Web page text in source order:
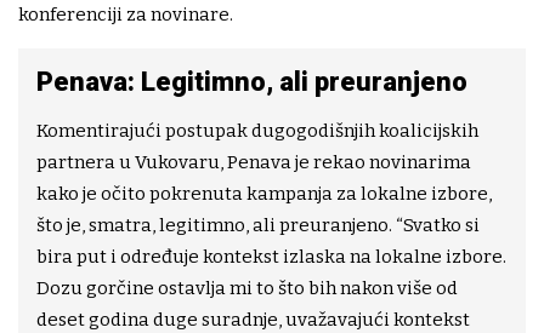
konferenciji za novinare.
Penava: Legitimno, ali preuranjeno
Komentirajući postupak dugogodišnjih koalicijskih
partnera u Vukovaru, Penava je rekao novinarima
kako je očito pokrenuta kampanja za lokalne izbore,
što je, smatra, legitimno, ali preuranjeno. “Svatko si
bira put i određuje kontekst izlaska na lokalne izbore.
Dozu gorčine ostavlja mi to što bih nakon više od
deset godina duge suradnje, uvažavajući kontekst